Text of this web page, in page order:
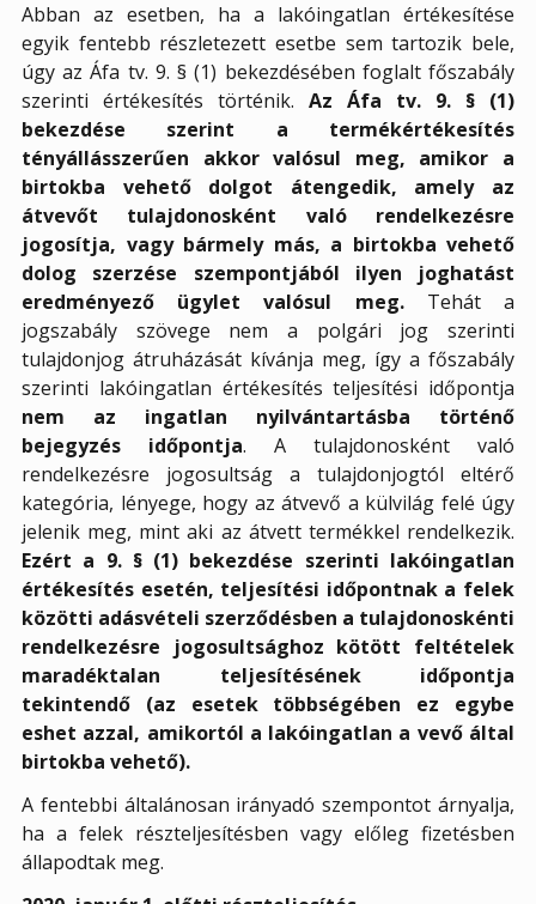
Abban az esetben, ha a lakóingatlan értékesítése
egyik fentebb részletezett esetbe sem tartozik bele,
úgy az Áfa tv. 9. § (1) bekezdésében foglalt főszabály
szerinti értékesítés történik. Az Áfa tv. 9. § (1)
bekezdése szerint a termékértékesítés
tényállásszerűen akkor valósul meg, amikor a
birtokba vehető dolgot átengedik, amely az
átvevőt tulajdonosként való rendelkezésre
jogosítja, vagy bármely más, a birtokba vehető
dolog szerzése szempontjából ilyen joghatást
eredményező ügylet valósul meg.Tehát a
jogszabály szövege nem a polgári jog szerinti
tulajdonjog átruházását kívánja meg, így a főszabály
szerinti lakóingatlan értékesítés teljesítési időpontja
nem az ingatlan nyilvántartásba történő
bejegyzés időpontja. A tulajdonosként való
rendelkezésre jogosultság a tulajdonjogtól eltérő
kategória, lényege, hogy az átvevő a külvilág felé úgy
jelenik meg, mint aki az átvett termékkel rendelkezik.
Ezért a 9. § (1) bekezdése szerinti lakóingatlan
értékesítés esetén, teljesítési időpontnak a felek
közötti adásvételi szerződésben a tulajdonoskénti
rendelkezésre jogosultsághoz kötött feltételek
maradéktalan teljesítésének időpontja
tekintendő (az esetek többségében ez egybe
eshet azzal, amikortól a lakóingatlan a vevő által
birtokba vehető).
A fentebbi általánosan irányadó szempontot árnyalja,
ha a felek részteljesítésben vagy előleg fizetésben
állapodtak meg.